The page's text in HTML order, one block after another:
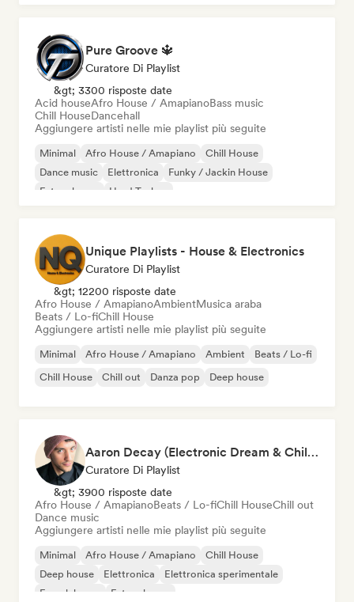
Pure Groove 🔱
Curatore Di Playlist
&gt; 3300 risposte date
Acid houseAfro House / AmapianoBass music
Chill HouseDancehall
Aggiungere artisti nelle mie playlist più seguite
Minimal Afro House / Amapiano
Chill House
Dance music
Elettronica
Funky / Jackin House
Future house
Hard Techno
Unique Playlists - House & Electronics
Curatore Di Playlist
&gt; 12200 risposte date
Afro House / AmapianoAmbientMusica araba
Beats / Lo-fiChill House
Aggiungere artisti nelle mie playlist più seguite
Minimal Afro House / Amapiano Ambient
Beats / Lo-fi
Chill House
Chill out Danza pop Deep house
Aaron Decay (Electronic Dream & Chill Electronic Dream playlists)
Curatore Di Playlist
&gt; 3900 risposte date
Afro House / AmapianoBeats / Lo-fiChill HouseChill out
Dance music
Aggiungere artisti nelle mie playlist più seguite
Minimal Afro House / Amapiano
Chill House
Deep house
Elettronica
Elettronica sperimentale
French house
Future house